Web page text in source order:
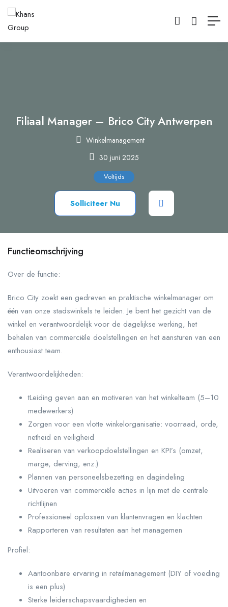
Filiaal Manager – Brico City Antwerpen
Winkelmanagement
30 juni 2025
Voltijds
Solliciteer Nu
Functieomschrijving
Over de functie:
Brico City zoekt een gedreven en praktische winkelmanager om
één van onze stadswinkels te leiden. Je bent het gezicht van de
winkel en verantwoordelijk voor de dagelijkse werking, het
behalen van commerciële doelstellingen en het aansturen van een
enthousiast team.
Verantwoordelijkheden:
tLeiding geven aan en motiveren van het winkelteam (5–10
medewerkers)
Zorgen voor een vlotte winkelorganisatie: voorraad, orde,
netheid en veiligheid
Realiseren van verkoopdoelstellingen en KPI’s (omzet,
marge, derving, enz.)
Plannen van personeelsbezetting en dagindeling
Uitvoeren van commerciële acties in lijn met de centrale
richtlijnen
Professioneel oplossen van klantenvragen en klachten
Rapporteren van resultaten aan het managemen
Profiel:
Aantoonbare ervaring in retailmanagement (DIY of voeding
is een plus)
Sterke leiderschapsvaardigheden en